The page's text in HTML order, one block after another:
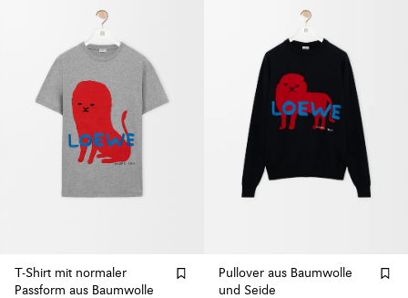
T-Shirt mit normaler
Passform aus Baumwolle
Pullover aus Baumwolle
und Seide